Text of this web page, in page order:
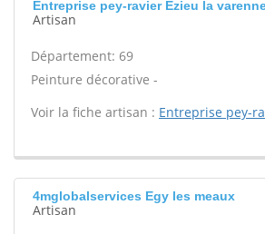
Entreprise pey-ravier Ezieu la
Artisan
Département: 69
Peinture décorative -
Voir la fiche artisan : Entreprise pey-
4mglobalservices Egy les meaux
Artisan